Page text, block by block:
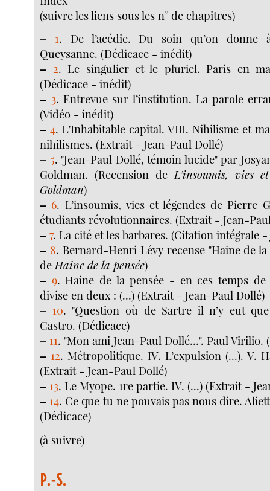
(suivre les liens sous les n° de chapitres)
–
1. De l’acédie. Du soin qu’on
Queysanne. (Dédicace - inédit)
– 2. Le singulier et le pluriel. Paris en
(Dédicace - inédit)
– 3. Entrevue sur l’institution. La parole
(Vidéo - inédit)
– 4. L’Inhabitable capital. VIII. Nihilisme et
nihilismes. (Extrait - Jean-Paul Dollé)
– 5. "Jean-Paul Dollé, témoin lucide" par
Goldman. (Recension de L’insoumis, vies
Goldman)
– 6. L’insoumis, vies et légendes de Pierre
étudiants révolutionnaires. (Extrait - Jean-
– 7. La cité et les barbares. (Citation intégrale
– 8. Bernard-Henri Lévy recense "Haine de la
de Haine de la pensée)
– 9. Haine de la pensée - en ces temps de
divise en deux : (...) (Extrait - Jean-Paul Dollé)
– 10. "Question où de Sartre il n’y eut
Castro. (Dédicace)
– 11. "Mon ami Jean-Paul Dollé...". Paul Virilio.
– 12. Métropolitique. IV. L’expulsion (...). V.
(Extrait - Jean-Paul Dollé)
– 13. Le Myope. 1re partie. IV. (...) (Extrait -
– 14. Ce que tu ne pouvais pas nous dire.
(Dédicace)
(à suivre)
P.-S.